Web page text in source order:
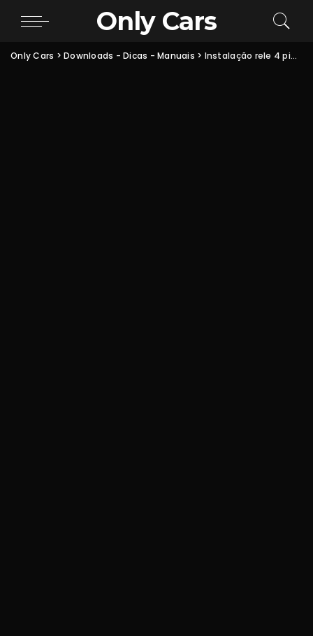
Only Cars
Only Cars >Downloads - Dicas - Manuais > Instalação rele 4 pinos